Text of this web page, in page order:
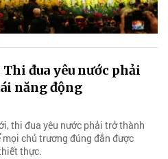
đua yêu nước phải
năng động
thi đua yêu nước phải trở thành
chủ trương đúng đắn được
thực.